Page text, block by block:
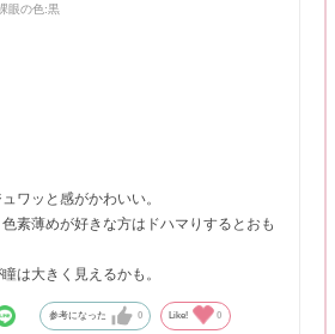
眼の色:黒
ワッと感がかわいい。
素薄めが好きな方はドハマりするとおも
は大きく見えるかも。
参考になった 0 Like! 0